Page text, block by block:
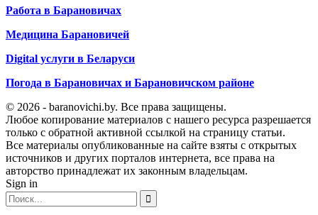
Работа в Барановичах
Медицина Барановичей
Digital услуги в Беларуси
Погода в Барановичах и Барановичском районе
© 2026 - baranovichi.by. Все права защищены.
Любое копирование материалов с нашего ресурса разрешается
только с обратной активной ссылкой на страницу статьи.
Все материалы опубликованные на сайте взяты с открытых
источников и других порталов интернета, все права на
авторство принадлежат их законным владельцам.
Sign in